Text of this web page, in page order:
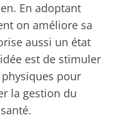
En adoptant
on améliore sa
aussi un état
est de stimuler
pour
la gestion du